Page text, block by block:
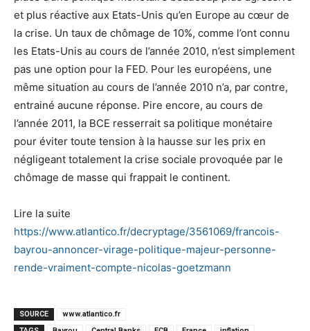
et plus réactive aux Etats-Unis qu’en Europe au cœur de
la crise. Un taux de chômage de 10%, comme l’ont connu
les Etats-Unis au cours de l’année 2010, n’est simplement
pas une option pour la FED. Pour les européens, une
même situation au cours de l’année 2010 n’a, par contre,
entrainé aucune réponse. Pire encore, au cours de
l’année 2011, la BCE resserrait sa politique monétaire
pour éviter toute tension à la hausse sur les prix en
négligeant totalement la crise sociale provoquée par le
chômage de masse qui frappait le continent.
Lire la suite
https://www.atlantico.fr/decryptage/3561069/francois-
bayrou-annoncer-virage-politique-majeur-personne-
rende-vraiment-compte-nicolas-goetzmann
SOURCE
www.atlantico.fr